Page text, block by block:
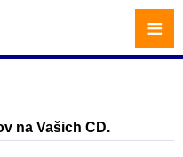
na Vašich CD.
≡